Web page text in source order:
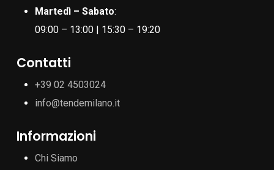
Martedì – Sabato:
09:00 – 13:00 | 15:30 – 19:20
Contatti
+39 02 4503024
info@tendemilano.it
Informazioni
Chi Siamo